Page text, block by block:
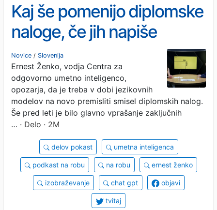
Kaj še pomenijo diplomske
naloge, če jih napiše
jezikovni model?
Novice / Slovenija
Ernest Ženko, vodja Centra za
odgovorno umetno inteligenco,
opozarja, da je treba v dobi jezikovnih
modelov na novo premisliti smisel diplomskih nalog.
Še pred leti je bilo glavno vprašanje zaključnih
… · Delo · 2M
delov pokast umetna inteligenca
podkast na robu na robu ernest ženko
izobraževanje chat gpt objavi
tvitaj